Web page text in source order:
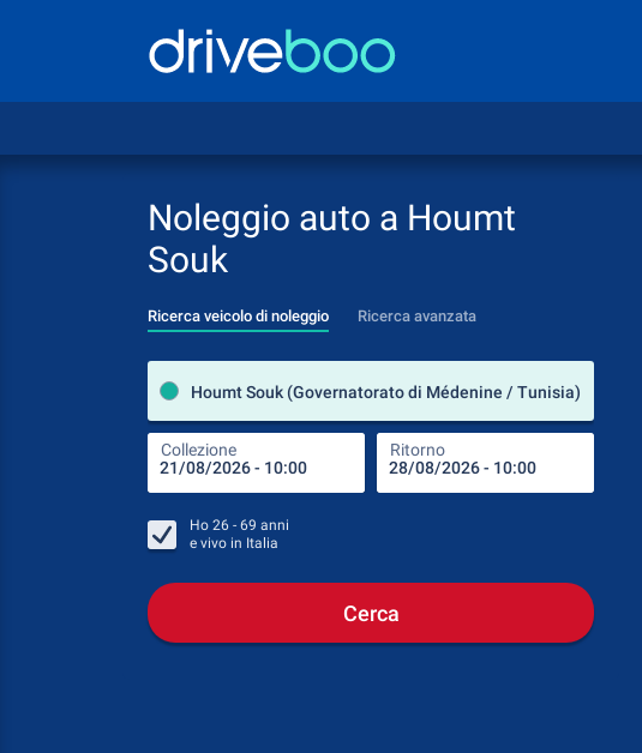
Noleggio auto a Houmt
Souk
Ricerca veicolo di noleggio Ricerca avanzata
Houmt Souk (Governatorato di Médenine / Tunisia)
Collezione Ritorno
Ho 26 - 69 anni
e vivo in Italia
Cerca